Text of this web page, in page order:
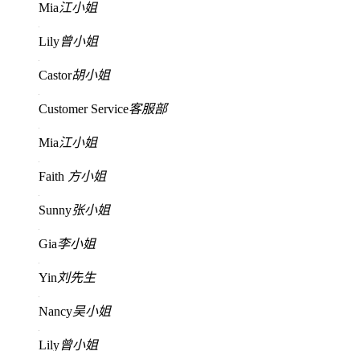
Mia江小姐
Lily曾小姐
Castor胡小姐
Customer Service客服部
Mia江小姐
Faith 方小姐
Sunny张小姐
Gia李小姐
Yin 刘先生
Nancy吴小姐
Lily曾小姐